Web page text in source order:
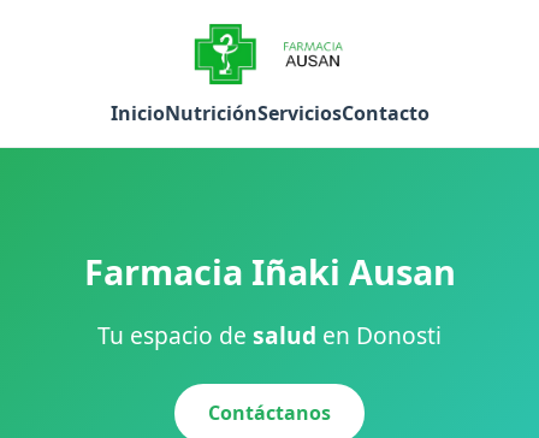
InicioNutriciónServiciosContacto
Farmacia Iñaki Ausan
Tu espacio de salud en Donosti
Contáctanos